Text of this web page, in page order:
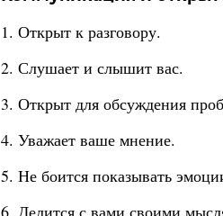
1. Открыт к разговору.
2. Слушает и слышит вас.
3. Открыт для обсуждения
4. Уважает ваше мнение.
5. Не боится показывать
6. Делится с вами своими